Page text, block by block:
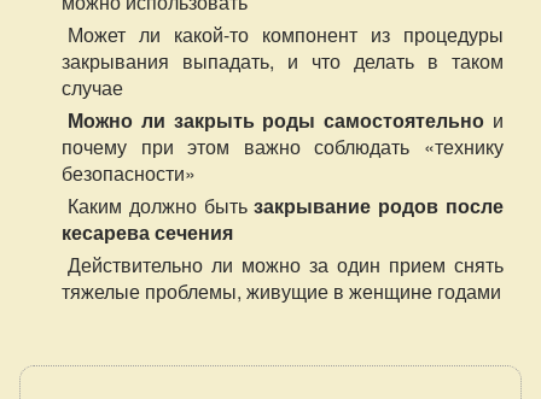
Может ли какой-то компонент из процедуры
закрывания выпадать, и что делать в таком
случае
Можно ли закрыть роды самостоятельно и
почему при этом важно соблюдать «технику
безопасности»
Каким должно бытьзакрывание родов после
кесарева сечения
Действительно ли можно за один прием снять
тяжелые проблемы, живущие в женщине годами